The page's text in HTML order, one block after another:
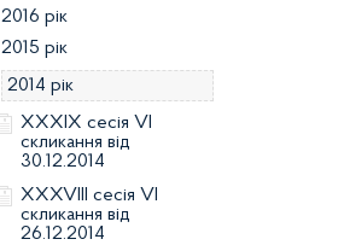
2016 рік
2015 рік
2014 рік
XXXІХ сесія VI
скликання від
30.12.2014
XXXVIІІ сесія VI
скликання від
26.12.2014